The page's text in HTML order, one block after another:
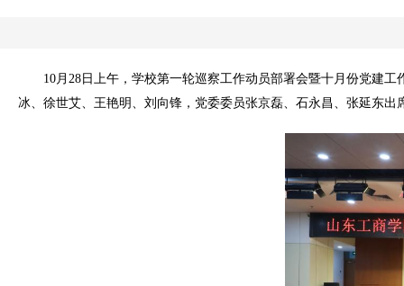
10月 28 日上午 ， 学校第一轮巡察工作动员部署会暨十月份党建工
冰、徐世艾、王艳明、刘向锋，党委委员张京磊、石永昌、张延东出